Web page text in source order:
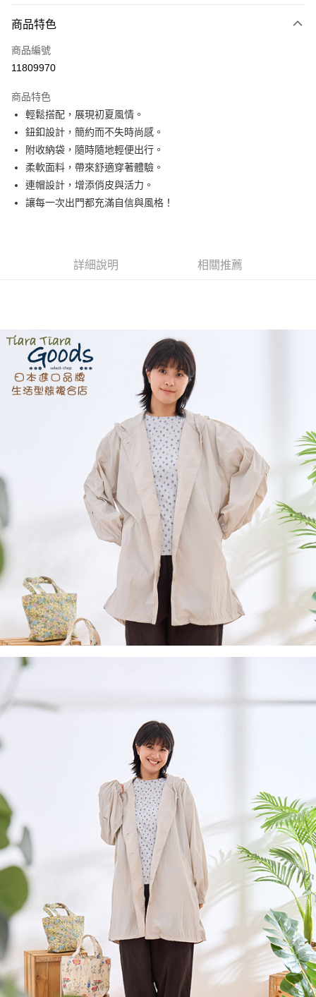
信用卡一次付款
超商取貨付款
Apple Pay
悠遊付
Google Pay
全盈+PAY
AFTEE先享後付是「在收到商品之後才付款」的支付方式。 讓您購物簡單
【「AFTEE先享後付」結帳流程】
１．於結帳方式選擇「AFTEE先享後付」後，將跳轉至「AFTEE先享後付」
結帳頁面，進行簡訊認證並確認金額後，即可完成結帳。
２．訂單成立數日內，您將收到繳費通知簡訊。
３．收到繳費通知簡訊後14天內，點擊此簡訊中的連結，可透過四大超商／
ATM／網路銀行／等多元方式進行付款，方視為交易完成。
※ 請注意：結帳手續完成當下不需立刻繳費，但若您需要取消訂單，請聯絡
購買商品的店家。未經商家同意取消之訂單仍視為有效，需透過AFTEE先享
※ 交易是否成功請以「AFTEE先享後付 」之結帳頁面顯示為準，若有關於
是否繳費成功／繳費後需取消欲退款等相關疑問，請聯繫「AFTEE先享後付
https://netprotections.freshdesk.com/support/home
１．透過由恩沛科技股份有限公司提供之「AFTEE先享後付」服務完成之交
易，需依本服務之必要範圍內提供個人資料，並將交易相關給付款項請求債
權轉讓予恩沛科技股份有限公司。
２．關於個人資料處理事宜，請瀏覽以下網址：
https://aftee.tw/terms/#terms3
３．未成年的使用者請事先徵得法定代理人或監護人之同意方可使用
「AFTEE先享後付」，若未經同意申辦者引起之損失，本公司不負相關責
任。
４．使用「AFTEE先享後付」時，將依據個別帳號之用戶狀況，依本公司即
時審查核予不同之上限額度；若仍有額度不足之情形，本公司將視審查結果
請求用戶進行身份認證。
５．嚴禁一人註冊多個帳號或使用他人資訊註冊。若發現惡意使用之情形，
恩沛科技股份有限公司將有權停止該用戶之使用額度並採取法律行動。
每筆NT$60，滿NT$1,800(含以上)免運費
付款後全家取貨
每筆NT$60，滿NT$1,800(含以上)免運費
每筆NT$60，滿NT$2,000(含以上)免運費
每筆NT$60，滿NT$2,000(含以上)免運費
黑貓宅急便(包裹尺寸60cm以下)
每筆NT$100，滿NT$2,000(含以上)免運費
黑貓宅急便(包裹尺寸90cm以下)
每筆NT$140，滿NT$2,000(含以上)免運費
商品特色
商品編號
11809970
商品特色
輕鬆搭配，展現初夏風情。
鈕釦設計，簡約而不失時尚感。
附收納袋，隨時隨地輕便出行。
柔軟面料，帶來舒適穿著體驗。
連帽設計，增添俏皮與活力。
讓每一次出門都充滿自信與風格！
詳細說明 相關推薦